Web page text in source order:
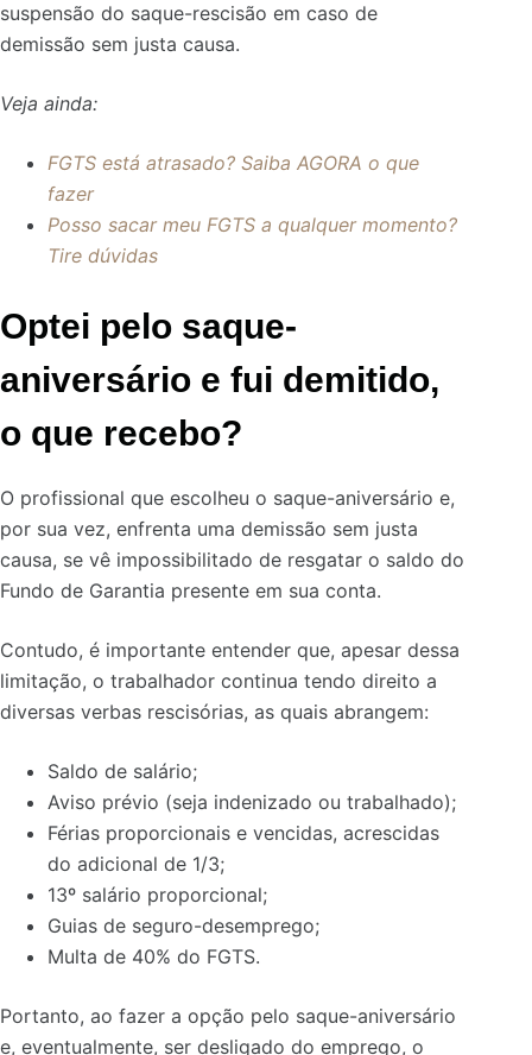
suspensão do saque-rescisão em caso de
demissão sem justa causa.
Veja ainda:
FGTS está atrasado? Saiba AGORA o que
fazer
Posso sacar meu FGTS a qualquer momento?
Tire dúvidas
Optei pelo saque-
aniversário e fui demitido,
o que recebo?
O profissional que escolheu o saque-aniversário e,
por sua vez, enfrenta uma demissão sem justa
causa, se vê impossibilitado de resgatar o saldo do
Fundo de Garantia presente em sua conta.
Contudo, é importante entender que, apesar dessa
limitação, o trabalhador continua tendo direito a
diversas verbas rescisórias, as quais abrangem:
Saldo de salário;
Aviso prévio (seja indenizado ou trabalhado);
Férias proporcionais e vencidas, acrescidas
do adicional de 1/3;
13º salário proporcional;
Guias de seguro-desemprego;
Multa de 40% do FGTS.
Portanto, ao fazer a opção pelo saque-aniversário
e, eventualmente, ser desligado do emprego, o